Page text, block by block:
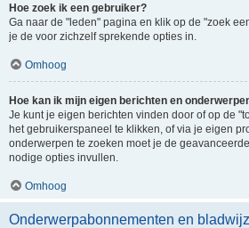
Hoe zoek ik een gebruiker?
Ga naar de "leden" pagina en klik op de "zoek
je de voor zichzelf sprekende opties in.
Omhoog
Hoe kan ik mijn eigen berichten en
Je kunt je eigen berichten vinden door of op de
het gebruikerspaneel te klikken, of via je eigen
onderwerpen te zoeken moet je de
nodige opties invullen.
Omhoog
Onderwerpabonnementen en